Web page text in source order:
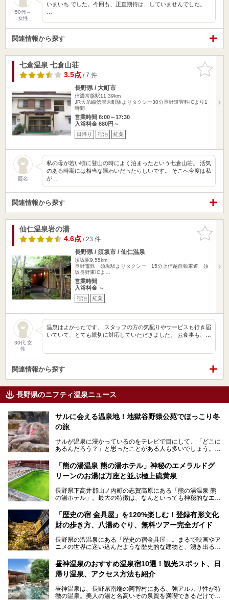
50代～
女性
いまいち でした。今回も、正直期待は、していませんでした。
関連情報から探す
お気に入
りに追加
七倉温泉 七倉山荘
3.5点/ 7 件
長野県 / 大町市
信濃常盤駅11.39km
JR大糸線信濃大町駅よりタクシー30分長野道豊科ICより1
時間
営業時間 8:00～17:30
入浴料金 680円～
日帰り 宿泊 紅葉
匿名
私の母が若い頃に登山の時によく泊まったという七倉山荘。 活気
のある時期には相当な賑わいだったらしいです。 そこへ今度は私
が…
関連情報から探す
お気に入
りに追加
仙仁温泉岩の湯
4.6点/ 23 件
長野県 / 須坂市 / 仙仁温泉
須坂駅9.55km
長野電鉄 須坂駅よりタクシー 15分上信越自動車道 須
坂長野東ICよ…
営業時間
入浴料金 ～
宿泊 紅葉
30代 女
性
温泉はよかったです。 スタッフの方の気配りやサービスも行き届
いていて、とても親切に対応していただきました。 お食事も、…
関連情報から探す
長野県のニフティ温泉ニュース
サルに会える温泉地！地獄谷野猿公苑でほっこり冬
の旅
サルが温泉に浸かっているのをテレビで目にして、「どこに
あるんだろう？」と思ったことがある人も多いでしょう。
この微笑ましい光景は、長野県にある「地獄谷野猿公苑」で
見られるもので、野生のサルが雪景色の中で温泉に浸かる姿
を間近で観察できます。
本記事では、地獄谷野猿公苑の魅力や見どころ、サルと温泉
との関係性、地獄谷周辺の観光スポットについて紹介しま
ので、野生のサルを観察する貴重な自然体験と温泉をあわせ
て楽しみたい人は、ぜひ参考にしてください。
「熊の湯温泉 熊の湯ホテル」神秘のエメラルドグ
リーンのお湯は万座と並ぶ極上硫黄泉
長野県下高井郡山ノ内町の志賀高原にある「熊の湯温泉 熊
の湯ホテル」。最大の特徴は、なんといっても神秘的なエメ
リピートするファンも多い温泉です。冬はスキーと一緒に楽
しみたい極上の温泉を紹介します。
「歴史の宿 金具屋」を120%楽しむ！登録有形文化
財の歩き方、八湯めぐり、無料ツアー完全ガイド
長野県の渋温泉にある「歴史の宿金具屋」。まるで映画やア
ニメの世界に迷い込んだような歴史的な建物と、湧き出る温
を隅々まで楽しみたいですよね。この記事では、金具屋での
滞在を最高の思い出にするための「楽しみ方」を徹底的にご
紹介します！
昼神温泉のおすすめ温泉宿10選！観光スポット、日
帰り温泉、アクセス方法も紹介
昼神温泉は、長野県南端の阿智村にある、強アルカリ性が特
徴の温泉。美人の湯と名高いその泉質を満喫できるだけでな